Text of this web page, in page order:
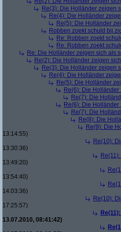
Re(3): Die Holländer zeigen
Re(4): Die Holländer
Re(5): Die Holländer
Robben zoekt schuld bij
Re: Robben zoekt
Re: Robben zoekt
Re: Die Holländer zeigen sich als
Re(2): Die Holländer zeigen
Re(3): Die Holländer zeigen
Re(4): Die Holländer
Re(5): Die Holländer
Re(6): Die
Re(7): Die
Re(6): Die
Re(7): Die
Re(8): Die
Re(9): Die
13:14:55)
Re(10):
13:30:36)
13:49:20)
13:54:40)
14:03:36)
Re(10):
17:25:57)
13.07.2010, 08:41:42)